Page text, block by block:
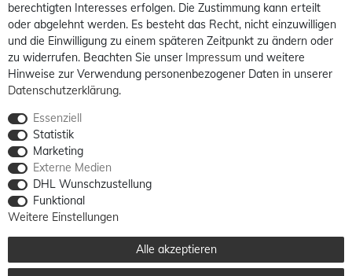
berechtigten Interesses erfolgen. Die Zustimmung kann erteilt
oder abgelehnt werden. Es besteht das Recht, nicht einzuwilligen
und die Einwilligung zu einem späteren Zeitpunkt zu ändern oder
zu widerrufen. Beachten Sie unser Impressum und weitere
Hinweise zur Verwendung personenbezogener Daten in unserer
Daten­schutz­erklärung.
Essenziell
Statistik
Marketing
Externe Medien
DHL Wunschzustellung
Funktional
Weitere Einstellungen
Alle akzeptieren